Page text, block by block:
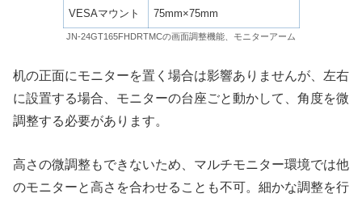
VESAマウント 75mm×75mm
JN-24GT165FHDRTMCの画面調整機能、モニターアーム
机の正面にモニターを置く場合は影響ありませんが、左右
に設置する場合、モニターの台座ごと動かして、角度を微
調整する必要があります。
高さの微調整もできないため、マルチモニター環境では他
のモニターと高さを合わせることも不可。細かな調整を行